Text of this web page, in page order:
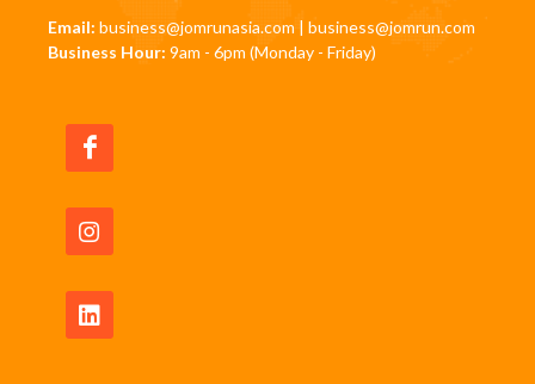
Email: business@jomrunasia.com | business@jomrun.com
Business Hour: 9am - 6pm (Monday - Friday)